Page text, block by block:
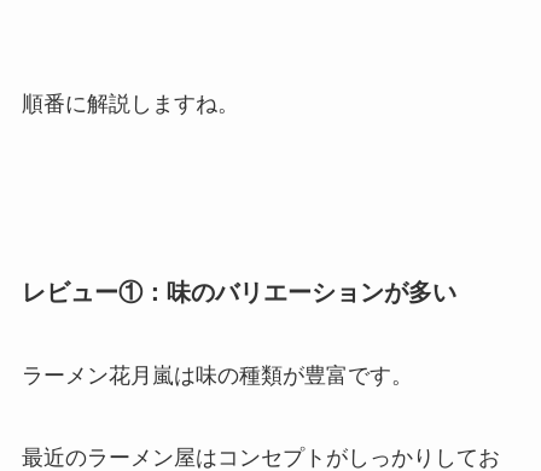
順番に解説しますね。
レビュー①：味のバリエーションが多い
ラーメン花月嵐は味の種類が豊富です。
最近のラーメン屋はコンセプトがしっかりしてお